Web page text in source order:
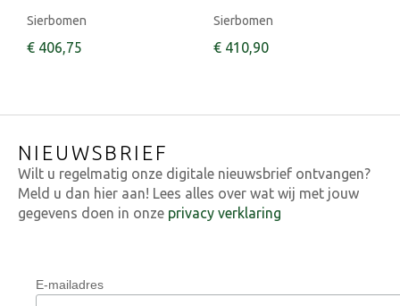
Sierbomen
€ 406 75
Sierbomen
€ 410 90
NIEUWSBRIEF
Wilt u regelmatig onze digitale nieuwsbrief ontvangen?
Meld u dan hier aan! Lees alles over wat wij met jouw
gegevens doen in onze privacy verklaring
E-mailadres